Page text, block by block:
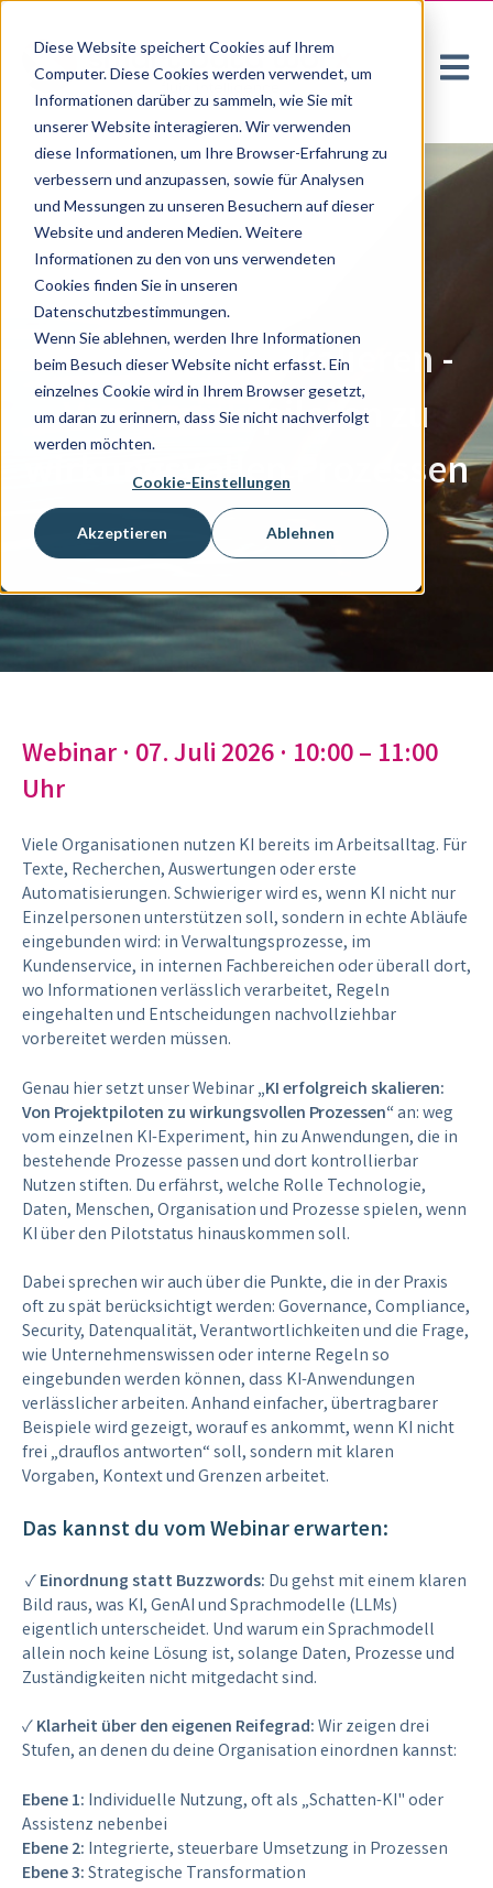
Diese Website speichert Cookies auf Ihrem
Computer. Diese Cookies werden verwendet, um
Informationen darüber zu sammeln, wie Sie mit
unserer Website interagieren. Wir verwenden
diese Informationen, um Ihre Browser-Erfahrung zu
verbessern und anzupassen, sowie für Analysen
und Messungen zu unseren Besuchern auf dieser
Website und anderen Medien. Weitere
Informationen zu den von uns verwendeten
Cookies finden Sie in unseren
Datenschutzbestimmungen.
Wenn Sie ablehnen, werden Ihre Informationen
beim Besuch dieser Website nicht erfasst. Ein
einzelnes Cookie wird in Ihrem Browser gesetzt,
um daran zu erinnern, dass Sie nicht nachverfolgt
werden möchten.
Cookie-Einstellungen
Akzeptieren Ablehnen
Webinar:
KI erfolgreich skalieren -
Von Projektpiloten zu
wirkungsvollen Prozessen
Webinar · 07. Juli 2026 · 10:00 – 11:00
Uhr
Viele Organisationen nutzen KI bereits im Arbeitsalltag. Für
Texte, Recherchen, Auswertungen oder erste
Automatisierungen.Schwieriger wird es, wenn KI nicht nur
Einzelpersonen unterstützen soll, sondern in echte Abläufe
eingebunden wird: in Verwaltungsprozesse, im
Kundenservice, in internen Fachbereichen oder überall dort,
wo Informationen verlässlich verarbeitet, Regeln
eingehalten und Entscheidungen nachvollziehbar
vorbereitet werden müssen.
Genau hier setzt unser Webinar„KI erfolgreich skalieren:
Von Projektpiloten zu wirkungsvollen Prozessen“an: weg
vom einzelnen KI-Experiment, hin zu Anwendungen, die in
bestehende Prozesse passen und dort kontrollierbar
Nutzen stiften. Du erfährst, welche Rolle Technologie,
Daten, Menschen, Organisation und Prozesse spielen, wenn
KI über den Pilotstatus hinauskommen soll.
Dabei sprechen wir auch über die Punkte, die in der Praxis
oft zu spät berücksichtigt werden: Governance, Compliance,
Security, Datenqualität, Verantwortlichkeiten und die Frage,
wie Unternehmenswissen oder interne Regeln so
eingebunden werden können, dass KI-Anwendungen
verlässlicher arbeiten. Anhand einfacher, übertragbarer
Beispiele wird gezeigt, worauf es ankommt, wenn KI nicht
frei „drauflos antworten“ soll, sondern mit klaren
Vorgaben, Kontext und Grenzen arbeitet.
Das kannst du vom Webinar erwarten:
✓Einordnung statt Buzzwords: Du gehst mit einem klaren
Bild raus, was KI, GenAI und Sprachmodelle (LLMs)
eigentlich unterscheidet. Und warum ein Sprachmodell
allein noch keine Lösung ist, solange Daten, Prozesse und
Zuständigkeiten nicht mitgedacht sind.
✓Klarheit über den eigenen Reifegrad:Wir zeigen drei
Stufen, an denen du deine Organisation einordnen kannst:
Ebene 1: Individuelle Nutzung, oft als „Schatten-KI" oder
Assistenz nebenbei
Ebene 2: Integrierte, steuerbare Umsetzung in Prozessen
Ebene 3:Strategische Transformation